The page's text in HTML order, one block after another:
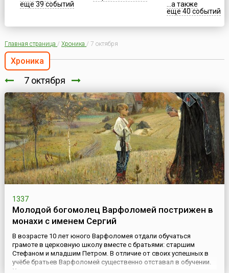
еще 39 событий
...а также
еще 40 событий
Главная страница / Хроника / 7 октября
Хроника
7 октября
1337
Молодой богомолец Варфоломей пострижен в
монахи с именем Сергий
В возрасте 10 лет юного Варфоломея отдали обучаться
грамоте в церковную школу вместе с братьями: старшим
Стефаном и младшим Петром. В отличие от своих успешных в
учёбе братьев Варфоломей существенно отставал в обучении.
Учитель ругал его, родители огорчались и усовещивали, сам же